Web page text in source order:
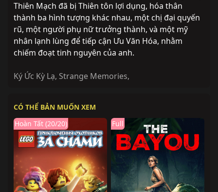
Thiên Mạch đã bị Thiên tôn lợi dụng, hóa thân
thành ba hình tượng khác nhau, một chị đại quyến
rũ, một người phụ nữ trưởng thành, và một mỹ
nhân lạnh lùng để tiếp cận Ưu Văn Hóa, nhằm
chiếm đoạt tinh nguyên của anh.
Ký Ức Kỳ Lạ, Strange Memories,
CÓ THỂ BẢN MUỐN XEM
Hoàn Tất (20/20) Full